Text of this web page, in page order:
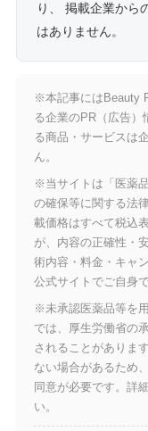
り、 掲載企業から
はありません。
※本記事にはBeauty
る企業のPR（広告）
る商品・サービスは
ん。
※当サイトは「医薬
の確保等に関する法
載価格はすべて税込
が、内容の正確性・
術内容・料金・キャ
公式サイトでご自身
※未承認医薬品等を
では、厚生労働省の
されることがありま
ない場合があるため
同意が必要です。詳
い。